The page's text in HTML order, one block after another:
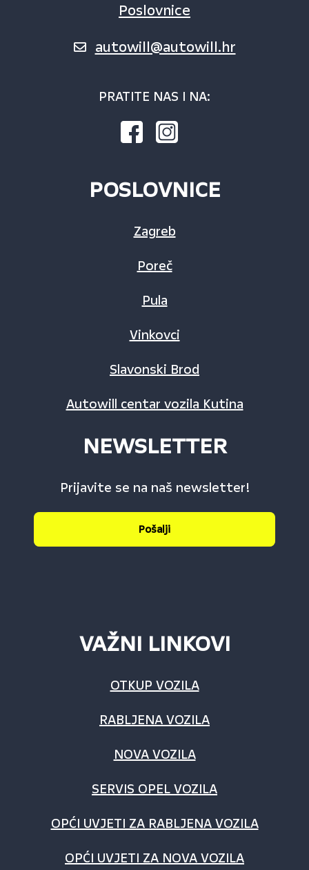
Poslovnice
autowill@autowill.hr
PRATITE NAS I NA:
POSLOVNICE
Zagreb
Poreč
Pula
Vinkovci
Slavonski Brod
Autowill centar vozila Kutina
NEWSLETTER
Prijavite se na naš newsletter!
Pošalji
VAŽNI LINKOVI
OTKUP VOZILA
RABLJENA VOZILA
NOVA VOZILA
SERVIS OPEL VOZILA
OPĆI UVJETI ZA RABLJENA VOZILA
OPĆI UVJETI ZA NOVA VOZILA